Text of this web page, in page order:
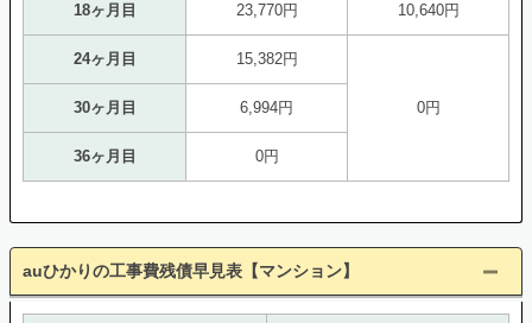
18ヶ月目 23,770円 10,640円
24ヶ月目 15,382円
0円
30ヶ月目 6,994円
36ヶ月目 0円
auひかりの工事費残債早見表【マンション】